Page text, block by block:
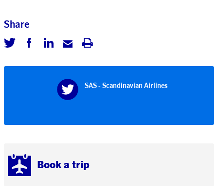
Book a trip
Share
SAS - Scandinavian Airlines